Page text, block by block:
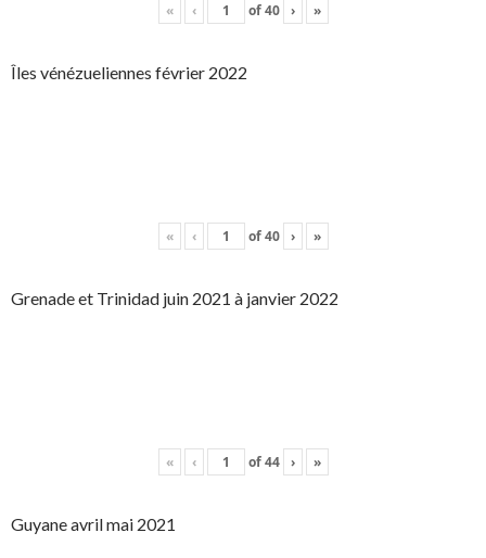
« ‹ of40 › »
Îles vénézueliennes février 2022
« ‹ of40 › »
Grenade et Trinidad juin 2021 à janvier 2022
« ‹ of44 › »
Guyane avril mai 2021